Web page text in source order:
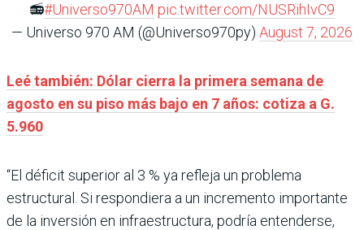
📻#Universo970AM pic.twitter.com/NUSRihIvC9
— Universo 970 AM (@Universo970py) August 7, 2026
Leé también: Dólar cierra la primera semana de
agosto en su piso más bajo en 7 años: cotiza a G.
5.960
“El déficit superior al 3 % ya refleja un problema
estructural. Si respondiera a un incremento importante
de la inversión en infraestructura, podría entenderse,